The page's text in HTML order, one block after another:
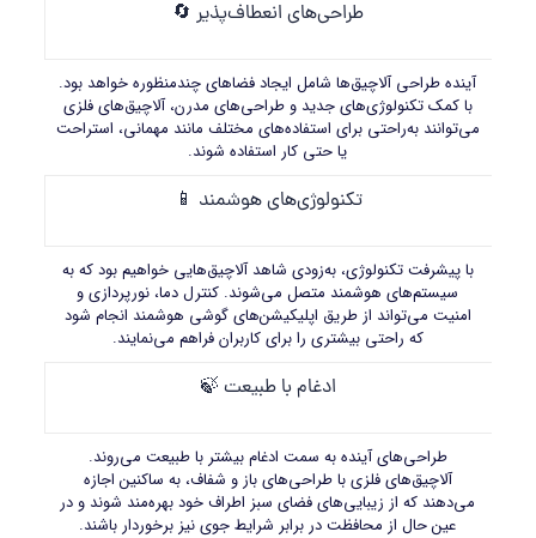
طراحی‌های انعطاف‌پذیر 🔄
آینده طراحی آلاچیق‌ها شامل ایجاد فضاهای چندمنظوره خواهد بود.
با کمک تکنولوژی‌های جدید و طراحی‌های مدرن، آلاچیق‌های فلزی
می‌توانند به‌راحتی برای استفاده‌های مختلف مانند مهمانی، استراحت
یا حتی کار استفاده شوند.
تکنولوژی‌های هوشمند 📱
با پیشرفت تکنولوژی، به‌زودی شاهد آلاچیق‌هایی خواهیم بود که به
سیستم‌های هوشمند متصل می‌شوند. کنترل دما، نورپردازی و
امنیت می‌تواند از طریق اپلیکیشن‌های گوشی هوشمند انجام شود
که راحتی بیشتری را برای کاربران فراهم می‌نمایند.
ادغام با طبیعت 🍃
طراحی‌های آینده به سمت ادغام بیشتر با طبیعت می‌روند.
آلاچیق‌های فلزی با طراحی‌های باز و شفاف، به ساکنین اجازه
می‌دهند که از زیبایی‌های فضای سبز اطراف خود بهره‌مند شوند و در
عین حال از محافظت در برابر شرایط جوی نیز برخوردار باشند.